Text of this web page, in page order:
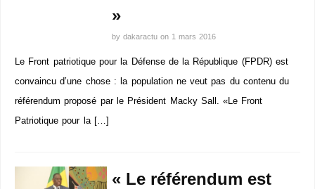
»
by dakaractu on 1 mars 2016
Le Front patriotique pour la Défense de la République (FPDR) est
convaincu d’une chose : la population ne veut pas du contenu du
référendum proposé par le Président Macky Sall. «Le Front
Patriotique pour la […]
« Le référendum est